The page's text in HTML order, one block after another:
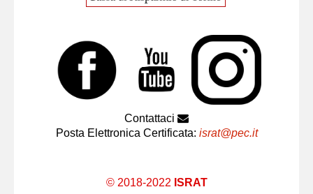
Contattaci
Posta Elettronica Certificata: israt@pec.it
© 2018-2022 ISRAT